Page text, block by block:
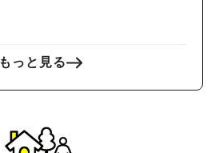
もっと見る